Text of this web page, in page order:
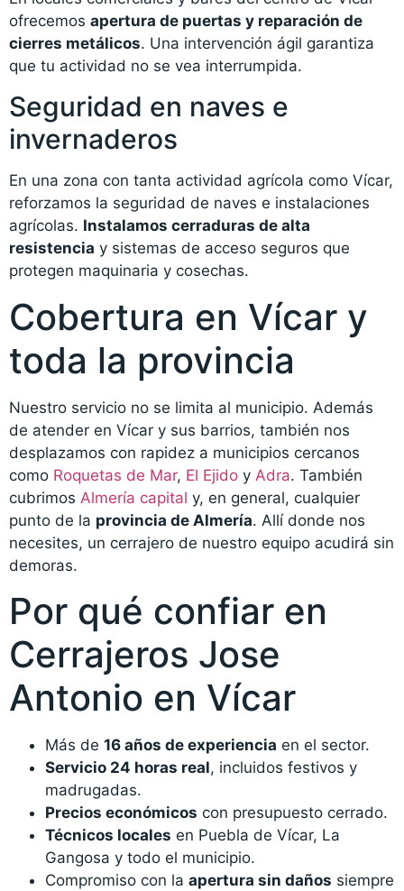
ofrecemos apertura de puertas y reparación de
cierres metálicos. Una intervención ágil garantiza
que tu actividad no se vea interrumpida.
Seguridad en naves e
invernaderos
En una zona con tanta actividad agrícola como Vícar,
reforzamos la seguridad de naves e instalaciones
agrícolas. Instalamos cerraduras de alta
resistencia y sistemas de acceso seguros que
protegen maquinaria y cosechas.
Cobertura en Vícar y
toda la provincia
Nuestro servicio no se limita al municipio. Además
de atender en Vícar y sus barrios, también nos
desplazamos con rapidez a municipios cercanos
como Roquetas de Mar, El Ejido y Adra. También
cubrimos Almería capital y, en general, cualquier
punto de la provincia de Almería. Allí donde nos
necesites, un cerrajero de nuestro equipo acudirá sin
demoras.
Por qué confiar en
Cerrajeros Jose
Antonio en Vícar
Más de 16 años de experiencia en el sector.
Servicio 24 horas real, incluidos festivos y
madrugadas.
Precios económicos con presupuesto cerrado.
Técnicos locales en Puebla de Vícar, La
Gangosa y todo el municipio.
Compromiso con la apertura sin daños siempre